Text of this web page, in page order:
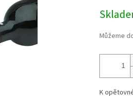
cena:
Můžeme
K